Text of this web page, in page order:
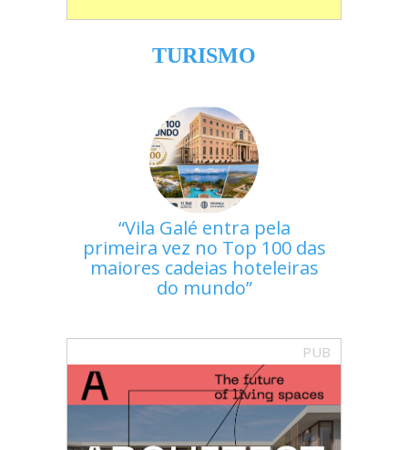
TURISMO
Vila Galé entra pela
primeira vez no Top 100 das
maiores cadeias hoteleiras
do mundo
PUB